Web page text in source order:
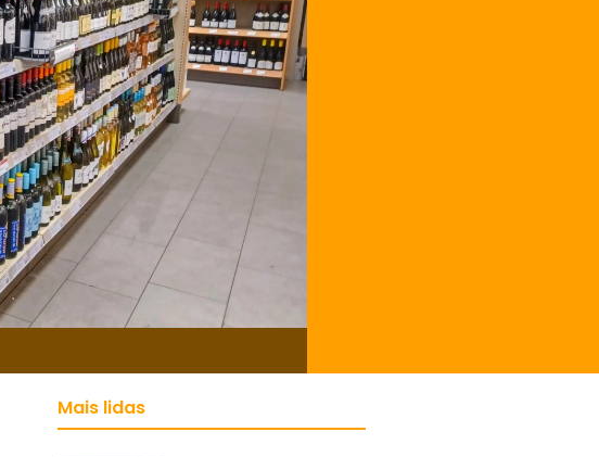
Mais lidas